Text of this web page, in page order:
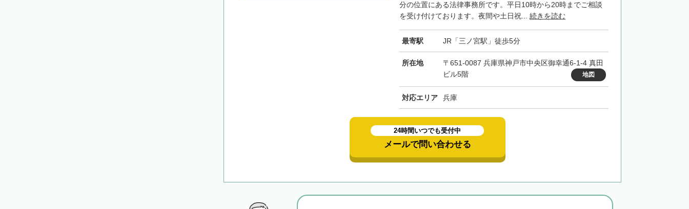
分の位置にある法律事務所です。平日10時から20時までご相談
を受け付けております。夜間や土日祝... 続きを読む
最寄駅 JR「三ノ宮駅」徒歩5分
所在地
〒651-0087 兵庫県神戸市中央区御幸通6-1-4 真田
ビル5階
地図
対応エリア 兵庫
24時間いつでも受付中
メールで問い合わせる